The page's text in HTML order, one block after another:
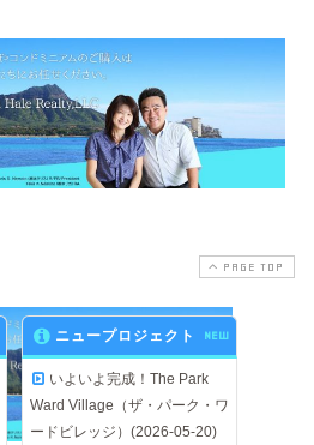
PAGE TOP
ニュープロジェクト NEW
いよいよ完成！The Park
Ward Village（ザ・パーク・ワ
ードビレッジ）(2026-05-20)